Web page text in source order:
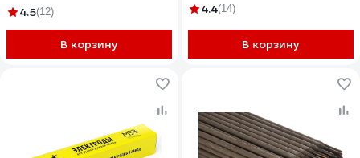
4.5(12)
В корзину
4.4(14)
В корзину